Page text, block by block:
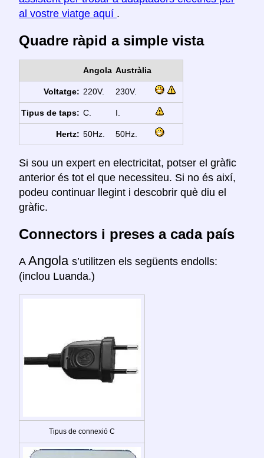
al vostre viatge aquí .
Quadre ràpid a simple vista
Angola Austràlia
Voltatge: 220V. 230V.
Tipus de taps: C. I.
Hertz: 50Hz. 50Hz.
Si sou un expert en electricitat, potser el gràfic
anterior és tot el que necessiteu. Si no és així,
podeu continuar llegint i descobrir què diu el
gràfic.
Connectors i preses a cada país
A Angola s’utilitzen els següents endolls:
(inclou Luanda.)
Tipus de connexió C